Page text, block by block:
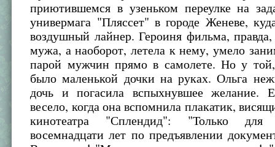
приютившемся в узеньком переулке на
универмага "Пляссет" в городе Женеве,
воздушный лайнер. Героиня фильма,
мужа, а наоборот, летела к нему, умело
парой мужчин прямо в самолете. Но у
было маленькой дочки на руках. Ольга
дочь и погасила вспыхнувшее желание.
весело, когда она вспомнила плакатик,
кинотеатра "Сплендид": "Только
восемнадцати лет по предъявлении